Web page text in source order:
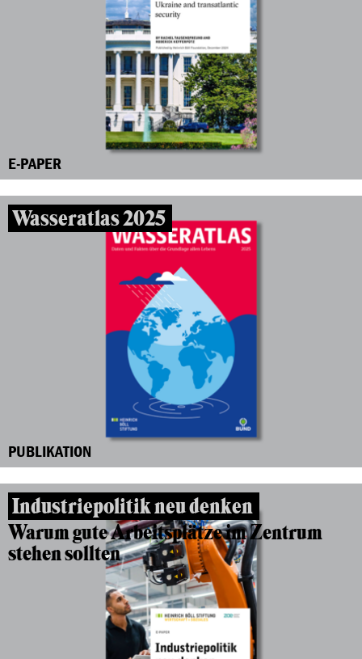
E-PAPER
Wasseratlas 2025
PUBLIKATION
Industriepolitik neu denken
Warum gute Arbeitsplätze im Zentrum
stehen sollten